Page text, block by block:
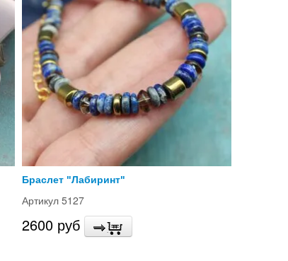
Браслет "Лабиринт"
Артикул 5127
2600 руб